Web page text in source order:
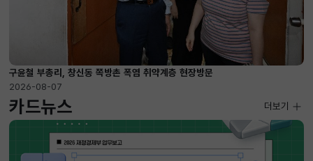
구윤철 부총리, 창신동 쪽방촌 폭염 취약계층 현장방문
2026-08-07
카드뉴스 더보기